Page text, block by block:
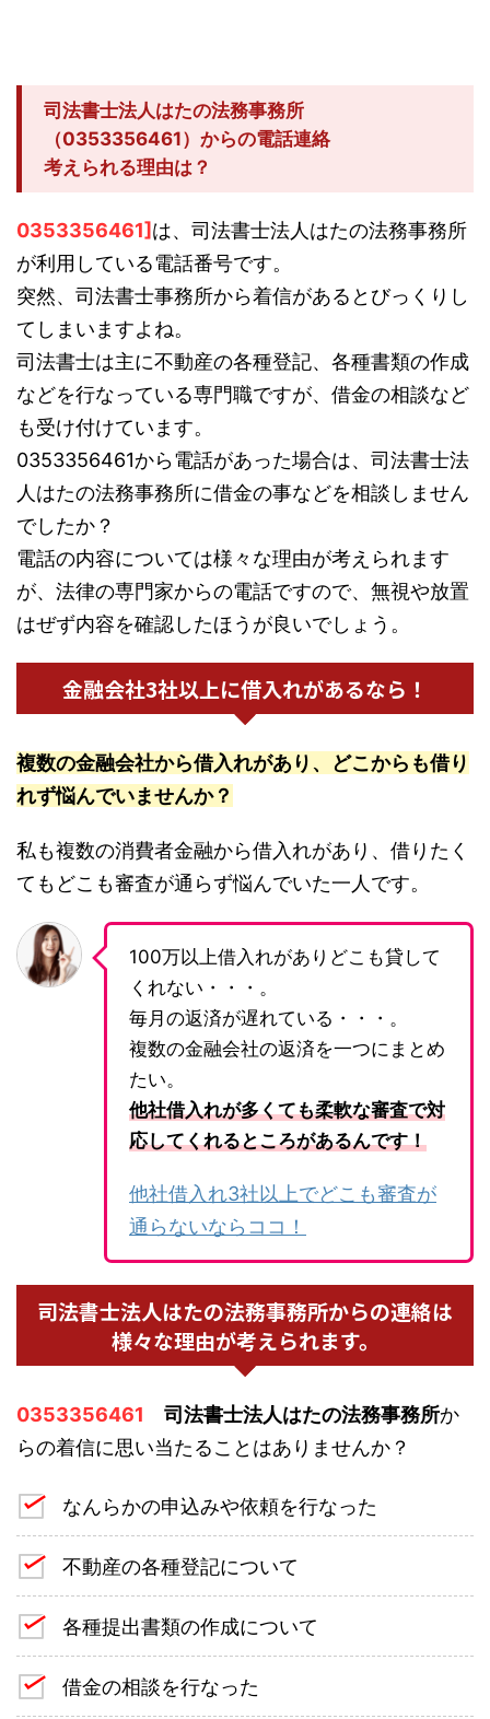
司法書士法人はたの法務事務所
（0353356461）からの電話連絡
考えられる理由は？
0353356461] は、司法書士法人はたの法務事務所
が利用している電話番号です。
突然、司法書士事務所から着信があるとびっくりし
てしまいますよね。
司法書士は主に不動産の各種登記、各種書類の作成
などを行なっている専門職ですが、借金の相談など
も受け付けています。
0353356461から電話があった場合は、司法書士法
人はたの法務事務所に借金の事などを相談しません
でしたか？
電話の内容については様々な理由が考えられます
が、法律の専門家からの電話ですので、無視や放置
はぜず内容を確認したほうが良いでしょう。
金融会社3社以上に借入れがあるなら！
複数の金融会社から借入れがあり、どこからも借り
れず悩んでいませんか？
私も複数の消費者金融から借入れがあり、借りたく
てもどこも審査が通らず悩んでいた一人です。
100万以上借入れがありどこも貸して
くれない・・・。
毎月の返済が遅れている・・・。
複数の金融会社の返済を一つにまとめ
たい。
他社借入れが多くても柔軟な審査で対
応してくれるところがあるんです！
他社借入れ3社以上でどこも審査が
通らないならココ！
司法書士法人はたの法務事務所からの連絡は
様々な理由が考えられます。
0353356461 司法書士法人はたの法務事務所か
らの着信に思い当たることはありませんか？
なんらかの申込みや依頼を行なった
不動産の各種登記について
各種提出書類の作成について
借金の相談を行なった